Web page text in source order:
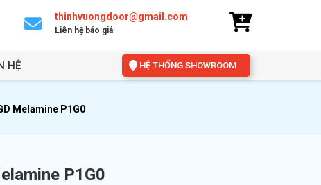
thinhvuongdoor@gmail.com
Liên hệ báo giá
HỆ HỆ THỐNG SHOWROOM
Melamine P1G0
P1G0